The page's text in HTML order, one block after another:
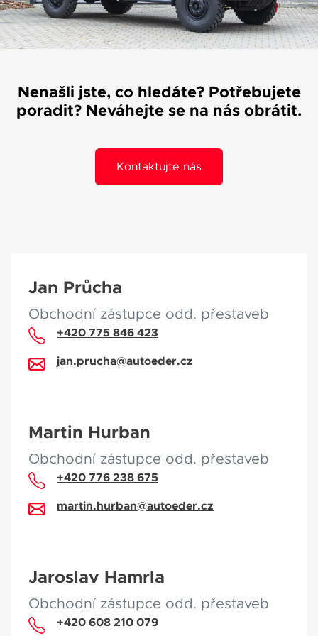
Nenašli jste, co hledáte? Potřebujete
poradit? Neváhejte se na nás obrátit.
Kontaktujte nás
Jan Průcha
Obchodní zástupce odd. přestaveb
+420 775 846 423
jan.prucha@autoeder.cz
Martin Hurban
Obchodní zástupce odd. přestaveb
+420 776 238 675
martin.hurban@autoeder.cz
Jaroslav Hamrla
Obchodní zástupce odd. přestaveb
+420 608 210 079
Souhlasím se zpracovánímosobních údajů
Váše zpráva byla
odeslána. Děkujeme
za Váš zájem!
vyskytla chyba.
Zkuste to prosím za